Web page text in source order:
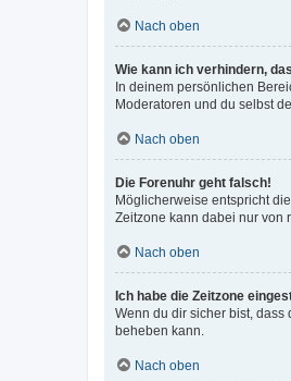
Nach oben
Wie kann ich verhindern,
In deinem persönlichen
Moderatoren und du selbst
Nach oben
Die Forenuhr geht falsch!
Möglicherweise entspricht
Zeitzone kann dabei nur von
Nach oben
Ich habe die Zeitzone
Wenn du dir sicher bist, dass
beheben kann.
Nach oben